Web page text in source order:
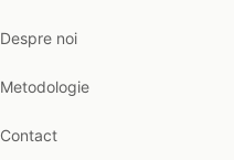
Despre noi
Metodologie
Contact